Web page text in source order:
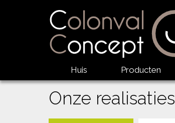
Huis Producten
Onze realisaties